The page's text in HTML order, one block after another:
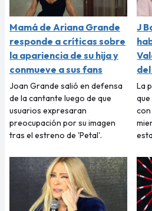
Mamá de Ariana Grande
responde a críticas sobre
la apariencia de su hija y
conmueve a sus fans
Joan Grande salió en defensa
de la cantante luego de que
usuarios expresaran
preocupación por su imagen
tras el estreno de 'Petal'.
J
La